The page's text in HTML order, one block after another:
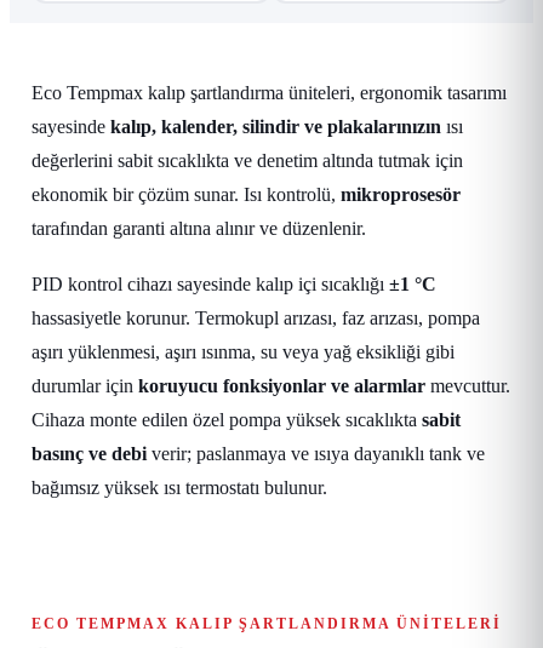
Eco Tempmax kalıp şartlandırma üniteleri, ergonomik tasarımı
sayesinde kalıp, kalender, silindir ve plakalarınızın ısı
değerlerini sabit sıcaklıkta ve denetim altında tutmak için
ekonomik bir çözüm sunar. Isı kontrolü, mikroprosesör
tarafından garanti altına alınır ve düzenlenir.
PID kontrol cihazı sayesinde kalıp içi sıcaklığı ±1 °C
hassasiyetle korunur. Termokupl arızası, faz arızası, pompa
aşırı yüklenmesi, aşırı ısınma, su veya yağ eksikliği gibi
durumlar için koruyucu fonksiyonlar ve alarmlar mevcuttur.
Cihaza monte edilen özel pompa yüksek sıcaklıkta sabit
basınç ve debi verir; paslanmaya ve ısıya dayanıklı tank ve
bağımsız yüksek ısı termostatı bulunur.
ECO TEMPMAX KALIP ŞARTLANDIRMA ÜNITELERI